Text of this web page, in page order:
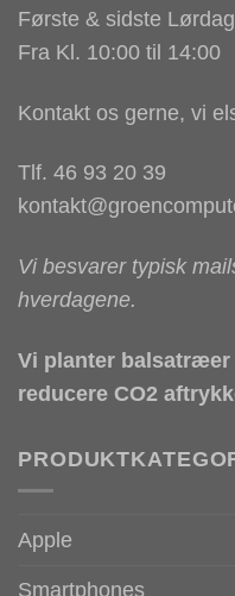
Første & sidste
Fra Kl. 10:00 til 14:00
Kontakt os gerne, vi
Tlf. 46 93 20 39
Vi besvarer typisk
hverdagene.
Vi planter
reducere CO2
Apple
Smartphones